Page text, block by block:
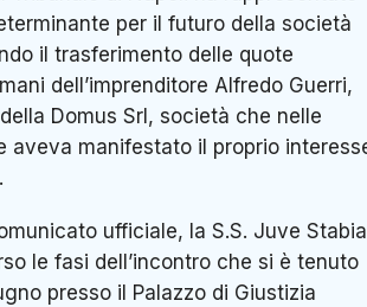
per il futuro della società
il trasferimento delle quote
dell’imprenditore Alfredo Guerri,
Domus Srl, società che nelle
aveva manifestato il proprio
ufficiale, la S.S. Juve Stabia
le fasi dell’incontro che si è tenuto
presso il Palazzo di Giustizia